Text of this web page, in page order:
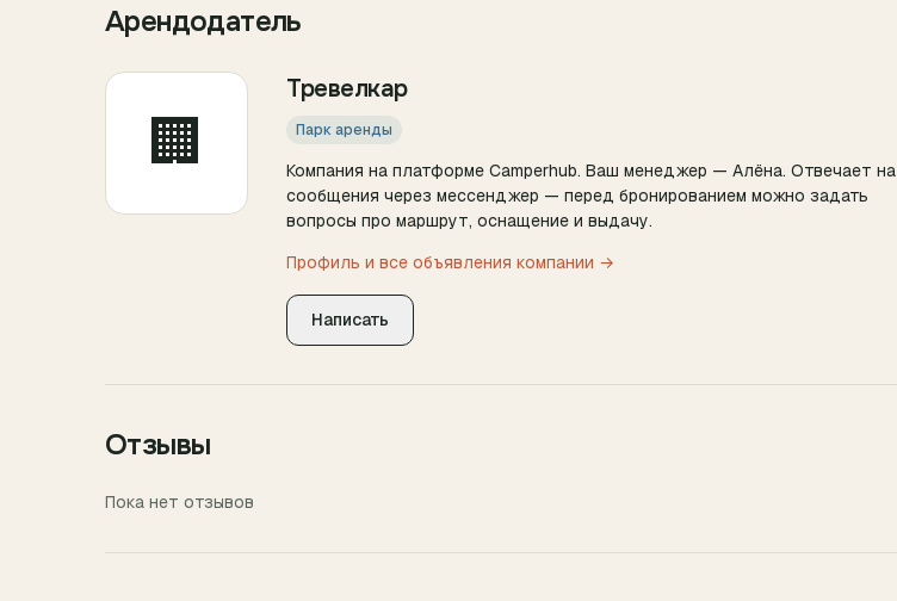
Арендодатель
🏢
Тревелкар
Парк аренды
Компания на платформе Camperhub. Ваш менеджер — Алёна. Отвечает на
сообщения через мессенджер — перед бронированием можно задать
вопросы про маршрут, оснащение и выдачу.
Профиль и все объявления компании →
Написать
Отзывы
Пока нет отзывов